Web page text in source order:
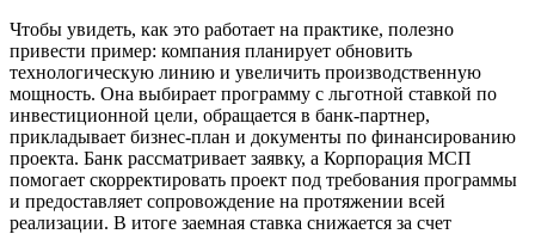
Чтобы увидеть, как это работает на практике, полезно
привести пример: компания планирует обновить
технологическую линию и увеличить производственную
мощность. Она выбирает программу с льготной ставкой по
инвестиционной цели, обращается в банк-партнер,
прикладывает бизнес-план и документы по финансированию
проекта. Банк рассматривает заявку, а Корпорация МСП
помогает скорректировать проект под требования программы
и предоставляет сопровождение на протяжении всей
реализации. В итоге заемная ставка снижается за счет